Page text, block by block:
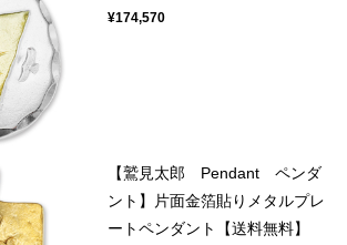
¥174,570
【鷲見太郎 Pendant ペンダ
ント】片面金箔貼りメタルプレ
ートペンダント【送料無料】